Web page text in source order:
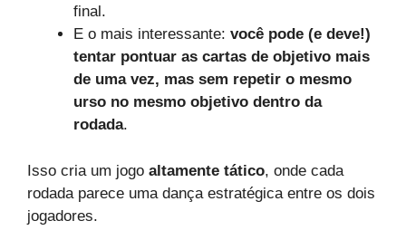
final.
E o mais interessante: você pode (e deve!)
tentar pontuar as cartas de objetivo mais
de uma vez, mas sem repetir o mesmo
urso no mesmo objetivo dentro da
rodada.
Isso cria um jogo altamente tático, onde cada
rodada parece uma dança estratégica entre os dois
jogadores.